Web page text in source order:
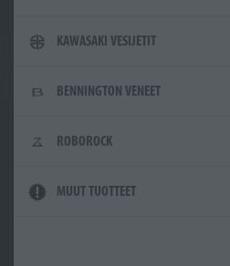
KAWASAKI VESIJETIT
BENNINGTON VENEET
ROBOROCK
MUUT TUOTTEET